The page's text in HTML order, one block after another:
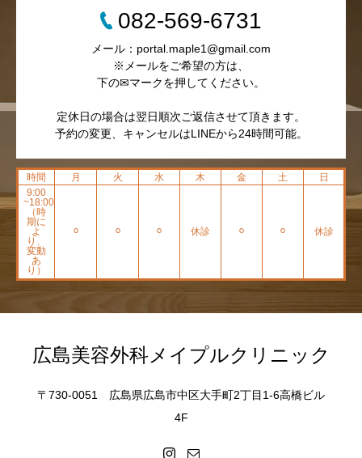
082-569-6731
メール：portal.maple1@gmail.com
※メールをご希望の方は、
下の✉マークを押してください。
定休日の場合は翌日順次ご返信させて頂きます。
予約の変更、キャンセルはLINEから24時間可能。
時間 月 火 水 木 金 土
日
9:00
~18:00
（時
期に
よ
り、
変動
あ
り）
⚪︎ ⚪︎ ⚪︎ 休診 ⚪︎ ⚪︎ 休診
広島美容外科メイプルクリニック
〒730-0051 広島県広島市中区大手町2丁目1-6高橋ビル
4F